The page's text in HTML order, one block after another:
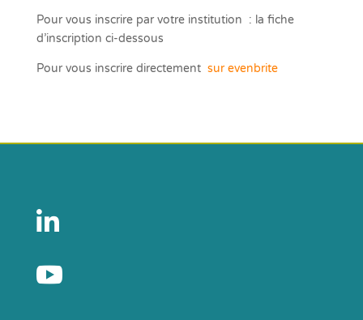
Pour vous inscrire par votre institution : la fiche
d’inscription ci-dessous
Pour vous inscrire directement sur evenbrite

